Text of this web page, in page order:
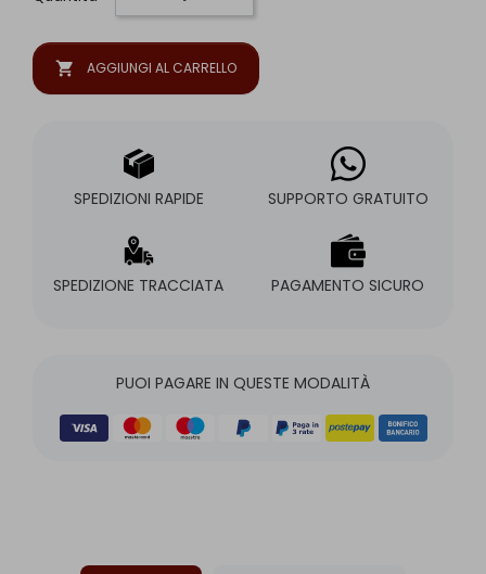
shopping_cart AGGIUNGI AL CARRELLO
SPEDIZIONI RAPIDE SUPPORTO GRATUITO
SPEDIZIONE TRACCIATA PAGAMENTO SICURO
PUOI PAGARE IN QUESTE MODALITÀ